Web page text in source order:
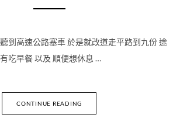
到高速公路塞車 於是就改道走平路到九份 途
吃早餐 以及 順便想休息 …
CONTINUE READING